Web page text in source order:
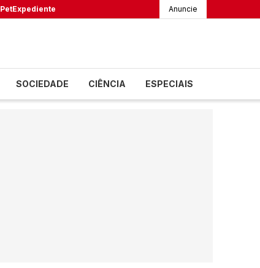
PetExpediente Anuncie
SOCIEDADE CIÊNCIA ESPECIAIS